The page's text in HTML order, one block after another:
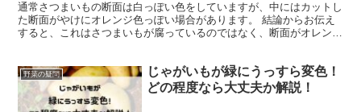
通常さつまいもの断面は白っぽい色をしていますが、中にはカットし
た断面がやけにオレンジ色っぽい場合があります。 結論からお伝え
すると、これはさつまいもが腐っているのではなく、断面がオレンジ
野菜の疑問
じゃがいもが緑にうっすら変色！
どの程度なら大丈夫か解説！